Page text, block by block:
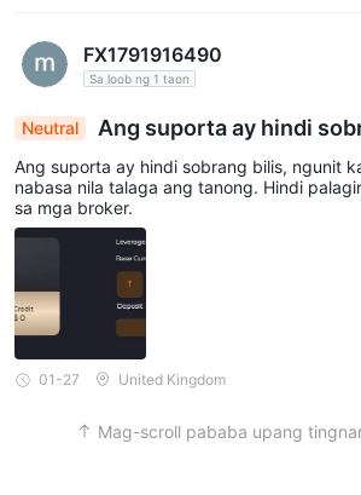
FX1791916490
Sa loob ng 1 taon
Neutral Ang suporta ay hindi
Ang suporta ay hindi sobrang bilis, ngunit
nabasa nila talaga ang tanong. Hindi
sa mga broker.
01-27 United Kingdom
Mag-scroll pababa upang